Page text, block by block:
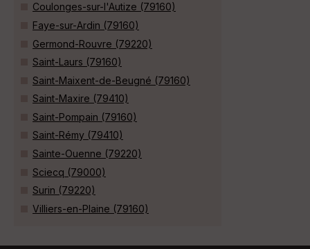
Coulonges-sur-l'Autize (79160)
Faye-sur-Ardin (79160)
Germond-Rouvre (79220)
Saint-Laurs (79160)
Saint-Maixent-de-Beugné (79160)
Saint-Maxire (79410)
Saint-Pompain (79160)
Saint-Rémy (79410)
Sainte-Ouenne (79220)
Sciecq (79000)
Surin (79220)
Villiers-en-Plaine (79160)